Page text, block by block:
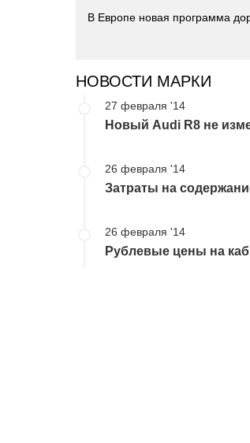
В Европе новая программа
НОВОСТИ МАРКИ
27 февраля '14
Новый Audi R8 не
26 февраля '14
Затраты на
26 февраля '14
Рублевые цены на